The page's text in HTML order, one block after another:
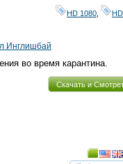
HD 1080
Инглишбай
во время карантина.
Скачать и